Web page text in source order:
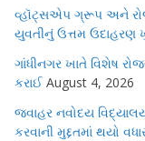
વ્હૉટ્સએપ ગ્રૂપ અને
યુવતીનું ઉત્તમ ઉદાહરણ
ગાંધીનગર ખાતે વિશેષ
કરાઈ August 4, 2026
જવાહર નવોદય
કરવાની મુદ્દતમાં થયો